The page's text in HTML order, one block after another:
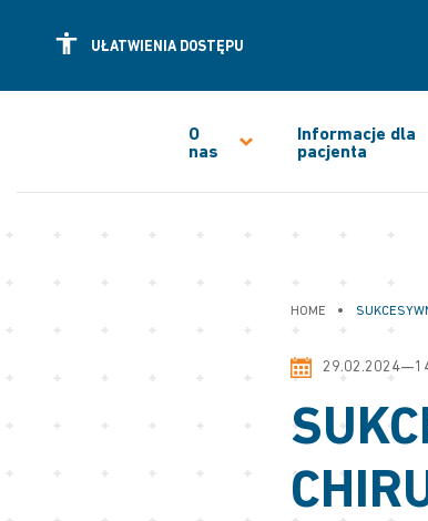
UŁATWIENIA DOSTĘPU
O
nas
Informacje dla
pacjenta
HOME •